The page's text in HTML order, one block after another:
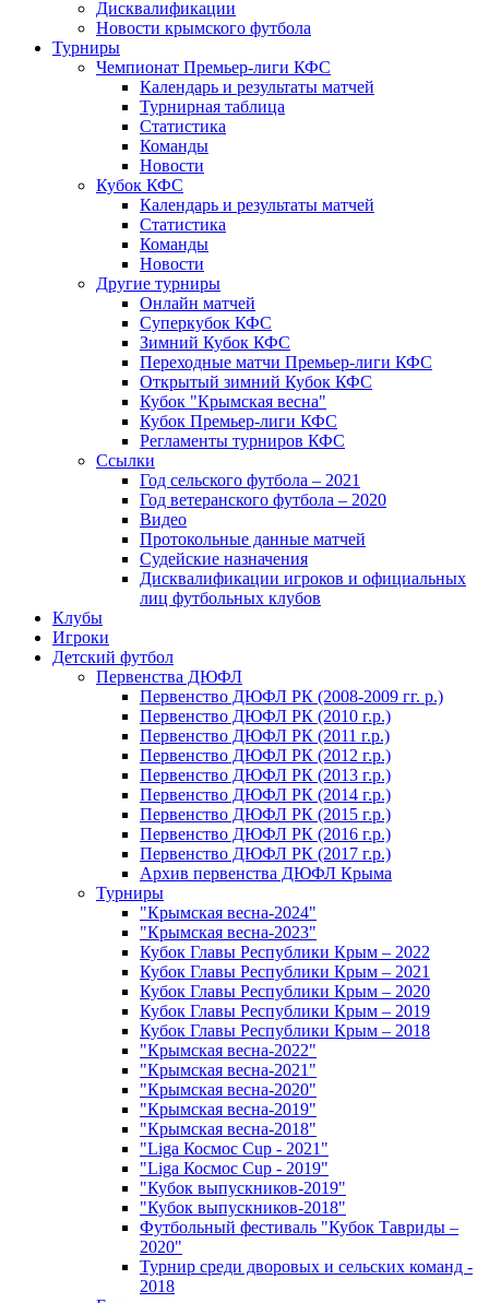
Дисквалификации
Новости крымского футбола
Турниры
Чемпионат Премьер-лиги КФС
Календарь и результаты матчей
Турнирная таблица
Статистика
Команды
Новости
Кубок КФС
Календарь и результаты матчей
Статистика
Команды
Новости
Другие турниры
Онлайн матчей
Суперкубок КФС
Зимний Кубок КФС
Переходные матчи Премьер-лиги КФС
Открытый зимний Кубок КФС
Кубок "Крымская весна"
Кубок Премьер-лиги КФС
Регламенты турниров КФС
Ссылки
Год сельского футбола – 2021
Год ветеранского футбола – 2020
Видео
Протокольные данные матчей
Судейские назначения
Дисквалификации игроков и официальных
лиц футбольных клубов
Клубы
Игроки
Детский футбол
Первенства ДЮФЛ
Первенство ДЮФЛ РК (2008-2009 гг. р.)
Первенство ДЮФЛ РК (2010 г.р.)
Первенство ДЮФЛ РК (2011 г.р.)
Первенство ДЮФЛ РК (2012 г.р.)
Первенство ДЮФЛ РК (2013 г.р.)
Первенство ДЮФЛ РК (2014 г.р.)
Первенство ДЮФЛ РК (2015 г.р.)
Первенство ДЮФЛ РК (2016 г.р.)
Первенство ДЮФЛ РК (2017 г.р.)
Архив первенства ДЮФЛ Крыма
Турниры
"Крымская весна-2024"
"Крымская весна-2023"
Кубок Главы Республики Крым – 2022
Кубок Главы Республики Крым – 2021
Кубок Главы Республики Крым – 2020
Кубок Главы Республики Крым – 2019
Кубок Главы Республики Крым – 2018
"Крымская весна-2022"
"Крымская весна-2021"
"Крымская весна-2020"
"Крымская весна-2019"
"Крымская весна-2018"
"Liga Космос Cup - 2021"
"Liga Космос Cup - 2019"
"Кубок выпускников-2019"
"Кубок выпускников-2018"
Футбольный фестиваль "Кубок Тавриды –
2020"
Турнир среди дворовых и сельских команд -
2018